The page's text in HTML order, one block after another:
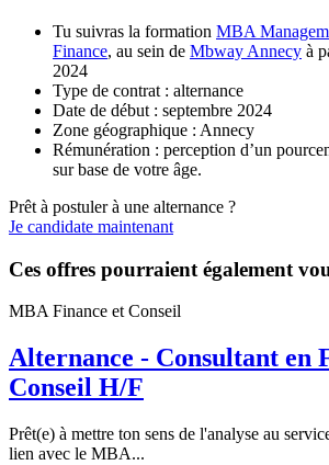
Tu suivras la formation MBA
Finance, au sein de Mbway Annecy à
2024
Type de contrat : alternance
Date de début : septembre 2024
Zone géographique : Annecy
Rémunération : perception d’un
sur base de votre âge.
Prêt à postuler à une alternance ?
Je candidate maintenant
Ces offres pourraient également
MBA Finance et Conseil
Alternance - Consultant en
Conseil H/F
Prêt(e) à mettre ton sens de l'analyse au
lien avec le MBA...